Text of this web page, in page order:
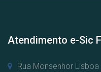
Atendimento e-Sic
Rua Monsenhor Lisboa